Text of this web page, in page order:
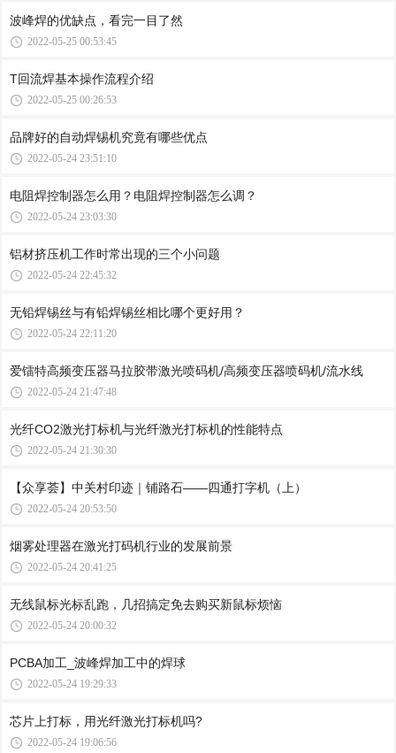
波峰焊的优缺点，看完一目了然
2022-05-25 00:53:45
T回流焊基本操作流程介绍
2022-05-25 00:26:53
品牌好的自动焊锡机究竟有哪些优点
2022-05-24 23:51:10
电阻焊控制器怎么用？电阻焊控制器怎么调？
2022-05-24 23:03:30
铝材挤压机工作时常出现的三个小问题
2022-05-24 22:45:32
无铅焊锡丝与有铅焊锡丝相比哪个更好用？
2022-05-24 22:11:20
爱镭特高频变压器马拉胶带激光喷码机/高频变压器喷码机/流水线
2022-05-24 21:47:48
光纤CO2激光打标机与光纤激光打标机的性能特点
2022-05-24 21:30:30
【众享荟】中关村印迹｜铺路石——四通打字机（上）
2022-05-24 20:53:50
烟雾处理器在激光打码机行业的发展前景
2022-05-24 20:41:25
无线鼠标光标乱跑，几招搞定免去购买新鼠标烦恼
2022-05-24 20:00:32
PCBA加工_波峰焊加工中的焊球
2022-05-24 19:29:33
芯片上打标，用光纤激光打标机吗?
2022-05-24 19:06:56